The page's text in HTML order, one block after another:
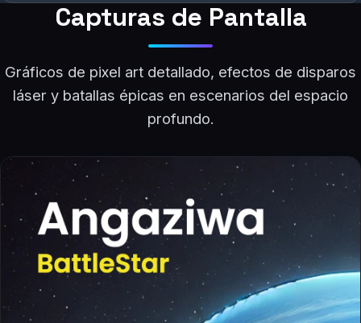
Capturas de Pantalla
Gráficos de pixel art detallado, efectos de disparos
láser y batallas épicas en escenarios del espacio
profundo.